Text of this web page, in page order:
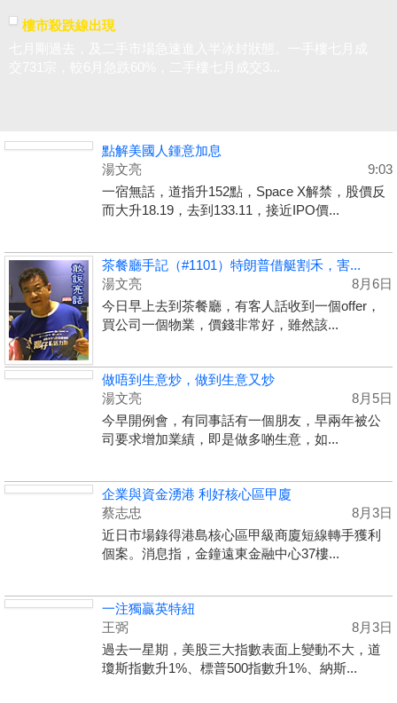
樓市殺跌線出現
點解美國人鍾意加息
湯文亮
9:03
一宿無話，道指升152點，Space X解禁，股價反
而大升18.19，去到133.11，接近IPO價...
茶餐廳手記（#1101）特朗普借艇割禾，害...
湯文亮
8月6日
今日早上去到茶餐廳，有客人話收到一個offer，
買公司一個物業，價錢非常好，雖然該...
做唔到生意炒，做到生意又炒
湯文亮
8月5日
今早開例會，有同事話有一個朋友，早兩年被公
司要求增加業績，即是做多啲生意，如...
企業與資金湧港 利好核心區甲廈
蔡志忠
8月3日
近日市場錄得港島核心區甲級商廈短線轉手獲利
個案。消息指，金鐘遠東金融中心37樓...
一注獨贏英特紐
王弼
8月3日
過去一星期，美股三大指數表面上變動不大，道
瓊斯指數升1%、標普500指數升1%、納斯...